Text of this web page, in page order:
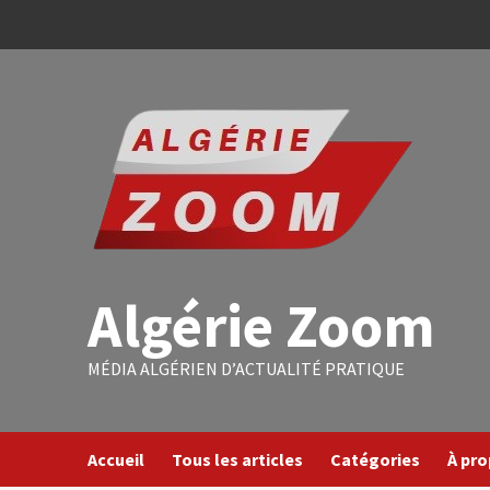
Algérie Zoom
MÉDIA ALGÉRIEN D’ACTUALITÉ PRATIQUE
Accueil Tous les articles Catégories À